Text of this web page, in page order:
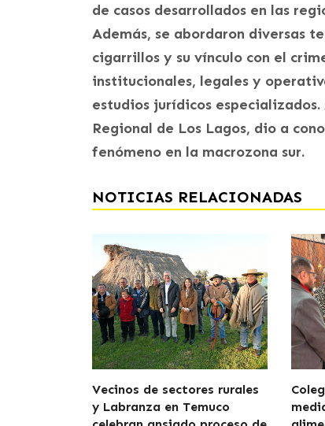
de casos desarrollados en las
Además, se abordaron diversas
cigarrillos y su vínculo con el
institucionales, legales y
estudios jurídicos
Regional de Los Lagos, dio a
fenómeno en la macrozona sur.
NOTICIAS RELACIONADAS
Vecinos de sectores rurales
y Labranza en Temuco